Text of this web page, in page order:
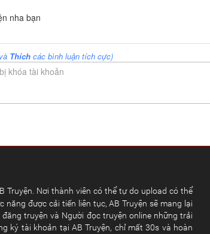
nha bạn
Thích các bình luận tích cực)
khóa tài khoản
Truyện. Nơi thành viên có thể tự do upload có thể
năng được cải tiến liên tục, AB Truyện sẽ mang lại
truyện và Người đọc truyện online những trải
ký tài khoản tại AB Truyện, chỉ mất 30s và hoàn